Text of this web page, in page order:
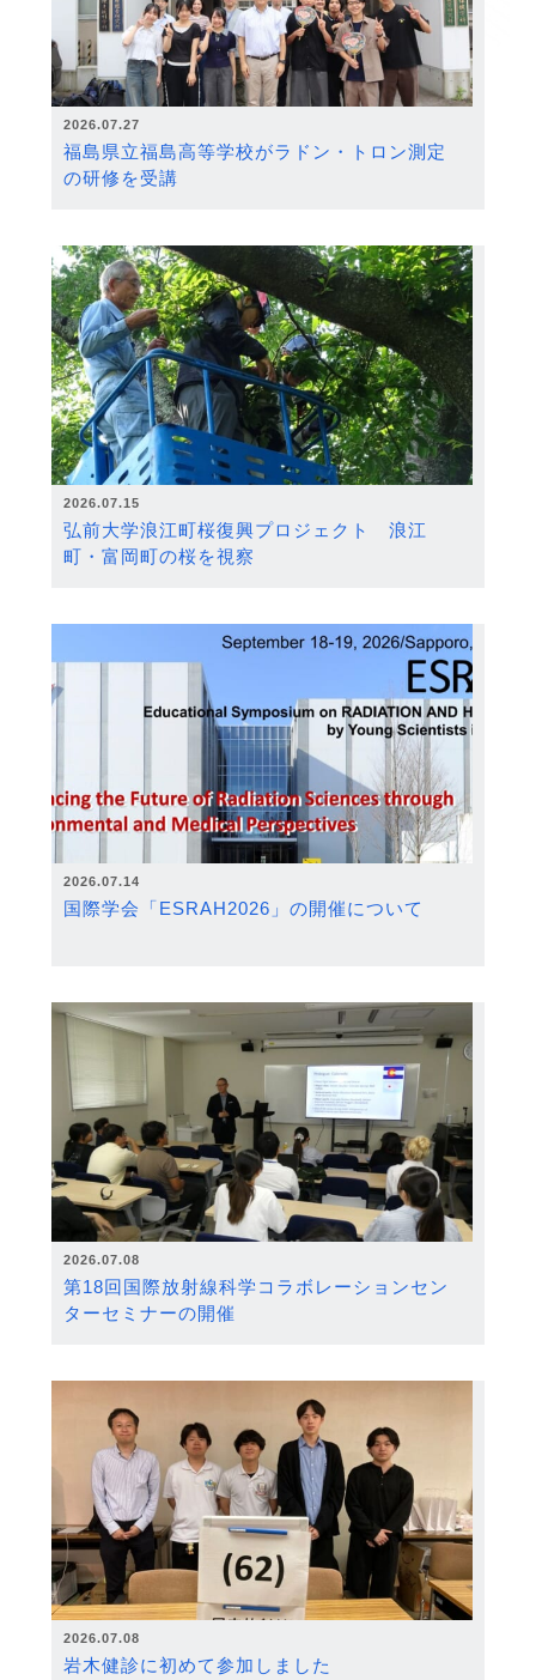
2026.07.27
福島県立福島高等学校がラドン・トロン測定
の研修を受講
2026.07.15
弘前大学浪江町桜復興プロジェクト 浪江
町・富岡町の桜を視察
2026.07.14
国際学会「ESRAH2026」の開催について
2026.07.08
第18回国際放射線科学コラボレーションセン
ターセミナーの開催
2026.07.08
岩木健診に初めて参加しました